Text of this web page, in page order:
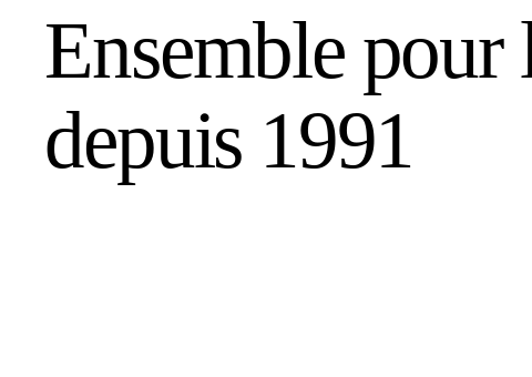
Ensemble pour
depuis 1991